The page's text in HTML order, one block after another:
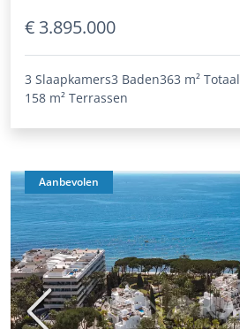
€ 3.895.000
3 Slaapkamers3 Baden363 m² Totaal
158 m² Terrassen
Aanbevolen
Vorige